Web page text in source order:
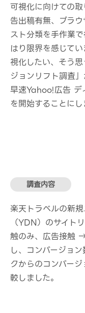
可視化に向けての
告出稿有無、ブラ
スト分類を手作業
はり限界を感じて
視化したい、そう
ジョンリフト調査
早速Yahoo!広告 デ
を開始することにし
調査内容
楽天トラベルの新
（YDN）のサイト
触のみ、広告接触
し、コンバージョ
クからのコンバー
較しました。